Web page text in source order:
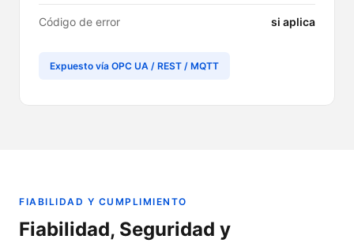
Código de error si aplica
Expuesto vía OPC UA / REST / MQTT
FIABILIDAD Y CUMPLIMIENTO
Fiabilidad, Seguridad y